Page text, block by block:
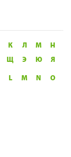
К Л М
Н
Щ Э Ю Я
L M N
O